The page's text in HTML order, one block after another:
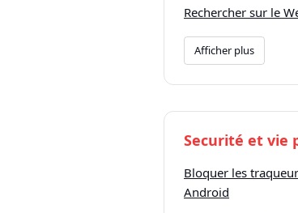
Rechercher sur le
Afficher plus
Securité et vie
Bloquer les
Android